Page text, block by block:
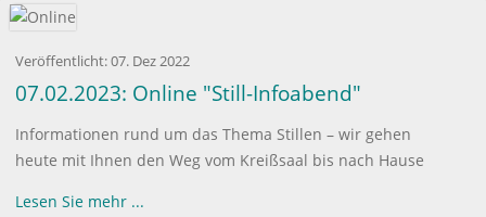
Veröffentlicht:07. Dez 2022
07.02.2023: Online "Still-Infoabend"
Informationen rund um das Thema Stillen – wir gehen
heute mit Ihnen den Weg vom Kreißsaal bis nach Hause
Lesen Sie mehr ...